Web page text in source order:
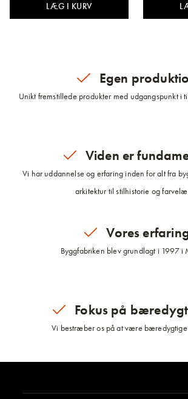
LÆG I KURV
Egen
Unikt fremstillede produkter med udgangspunkt i
Viden er
Vi har uddannelse og erfaring inden for alt fra
arkitektur til stilhistorie og
Vores
Byggfabriken blev grundlagt i 1997 i
Fokus på
Vi bestræber os på at være